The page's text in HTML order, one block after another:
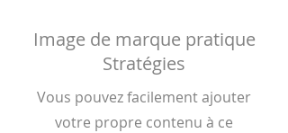
Image de marque pratique
Stratégies
Vous pouvez facilement ajouter
votre propre contenu à ce